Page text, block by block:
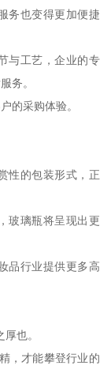
务也变得更加便捷
与工艺，企业的专
务。
的采购体验。
性的包装形式，正
玻璃瓶将呈现出更
品行业提供更多高
也。
，才能攀登行业的